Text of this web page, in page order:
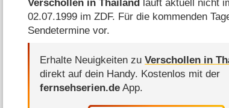
Verschollen in Thailand
läuft aktuell nicht
02.07.1999 im ZDF. Für die kommenden
Sendetermine vor.
Erhalte Neuigkeiten zuVerschollen in
direkt auf dein Handy. Kostenlos mit der
fernsehserien.de App.